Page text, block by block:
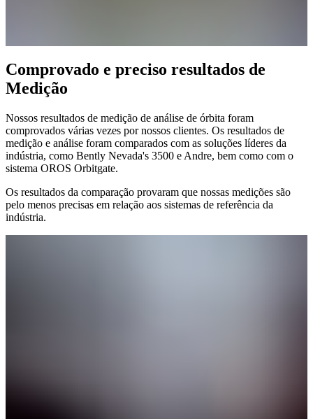
Comprovado e preciso resultados de
Medição
Nossos resultados de medição de análise de órbita foram
comprovados várias vezes por nossos clientes. Os resultados de
medição e análise foram comparados com as soluções líderes da
indústria, como Bently Nevada's 3500 e Andre, bem como com o
sistema OROS Orbitgate.
Os resultados da comparação provaram que nossas medições são
pelo menos precisas em relação aos sistemas de referência da
indústria.